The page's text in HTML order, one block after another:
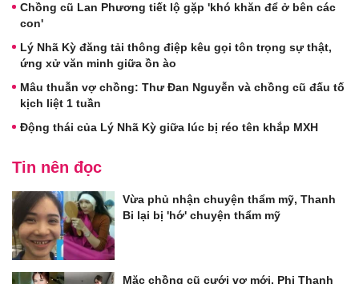
Chồng cũ Lan Phương tiết lộ gặp 'khó khăn để ở bên các
con'
Lý Nhã Kỳ đăng tải thông điệp kêu gọi tôn trọng sự thật,
ứng xử văn minh giữa ồn ào
Mâu thuẫn vợ chồng: Thư Đan Nguyễn và chồng cũ đấu tố
kịch liệt 1 tuần
Động thái của Lý Nhã Kỳ giữa lúc bị réo tên khắp MXH
Tin nên đọc
Vừa phủ nhận chuyện thẩm mỹ, Thanh
Bi lại bị 'hớ' chuyện thẩm mỹ
Mặc chồng cũ cưới vợ mới, Phi Thanh